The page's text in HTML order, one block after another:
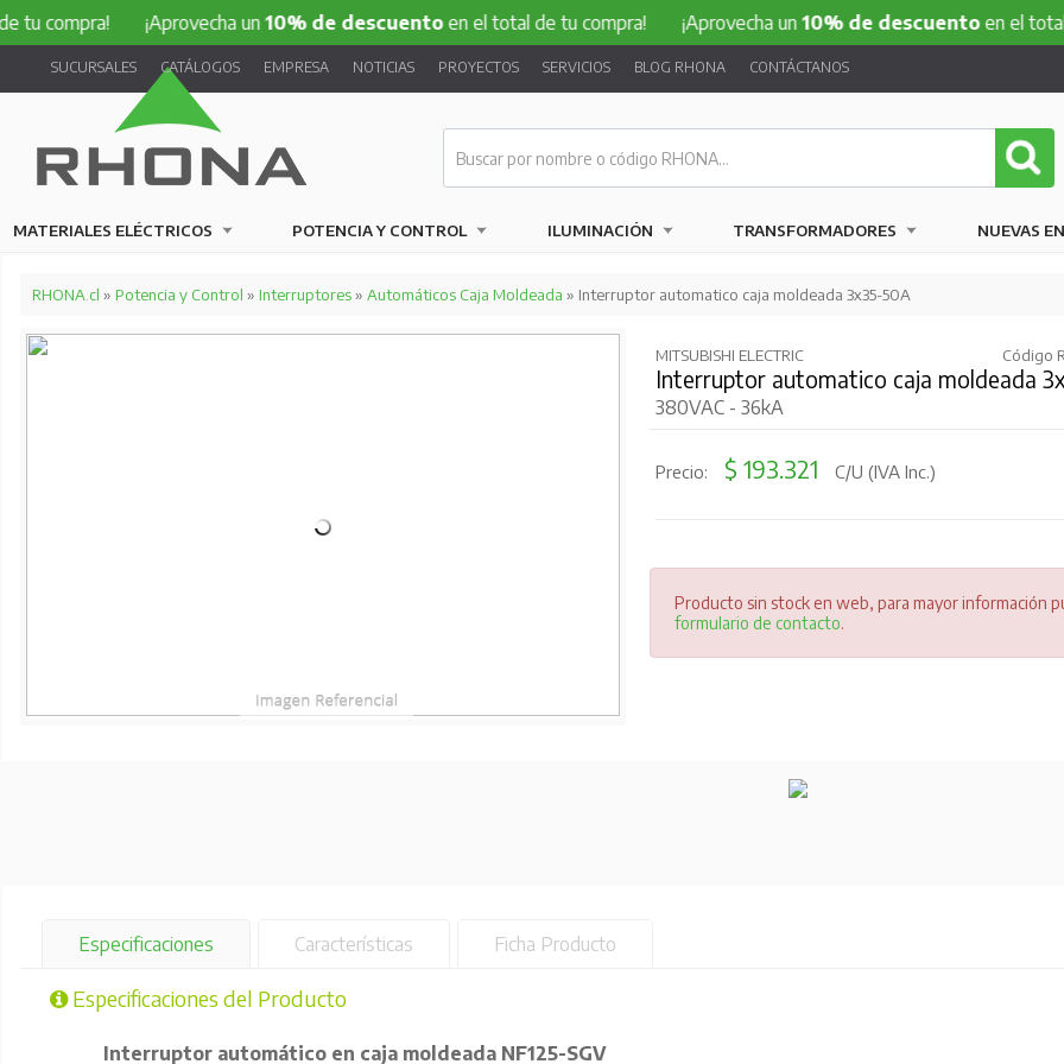
¡Aprovecha un10% de descuentoen el total de tu compra! ¡Aprovecha un10% de descuentoen el total de tu
SUCURSALES CATÁLOGOS EMPRESA NOTICIAS PROYECTOS SERVICIOS BLOG RHONA CONTÁCTANOS
MATERIALES ELÉCTRICOS POTENCIA Y CONTROL ILUMINACIÓN TRANSFORMADORES NUEVAS
RHONA.cl » Potencia y Control » Interruptores» Automáticos Caja Moldeada » Interruptor automatico caja moldeada 3x35-50A
MITSUBISHI ELECTRIC Código
Interruptor automatico caja moldeada
380VAC - 36kA
Precio: $ 193.321 C/U (IVA Inc.)
Producto sin stock en web, para mayor información
formulario de contacto.
Especificaciones Características Ficha Producto
Especificaciones del Producto
Interruptor automático en caja moldeada NF125-SGV